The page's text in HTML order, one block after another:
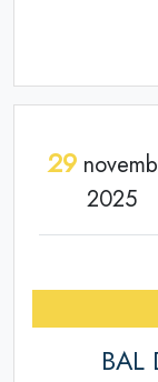
29
2025
BAL